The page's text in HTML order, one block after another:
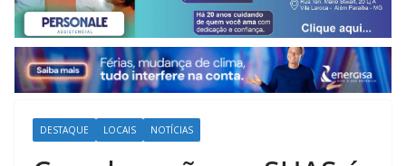
DESTAQUE LOCAIS NOTÍCIAS